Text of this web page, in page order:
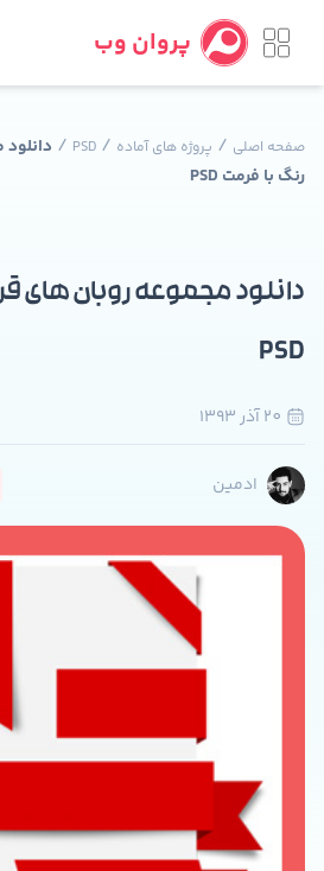
پروان وب
صفحه اصلی / پروژه های آماده /
PSD
/
رنگ با فرمت PSD
دانلود مجموعه روبان های
PSD
ادمین